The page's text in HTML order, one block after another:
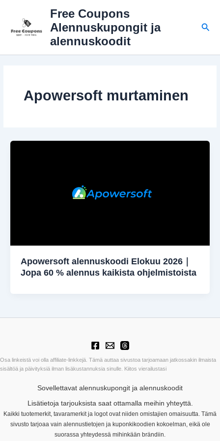
Free Coupons
Alennuskupongit ja
alennuskoodit
Hae
Apowersoft murtaminen
Apowersoft alennuskoodi Elokuu 2026｜
Jopa 60 % alennus kaikista ohjelmistoista
Osa linkeistä voi olla affiliate-linkkejä. Tämä auttaa sivustoa tarjoamaan jatkossakin ilmaista
sisältöä ja päivityksiä ilman lisäkustannuksia sinulle. Kiitos vierailustasi
Sovellettavat alennuskupongit ja alennuskoodit
Lisätietoja tarjouksista saat ottamalla meihin yhteyttä.
Kaikki tuotemerkit, tavaramerkit ja logot ovat niiden omistajien omaisuutta. Tämä
sivusto tarjoaa vain alennustietojen ja kuponkikoodien kokoelman, eikä ole
suorassa yhteydessä mihinkään brändiin.